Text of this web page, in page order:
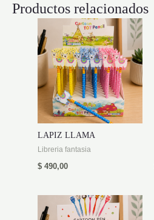
Productos relacionados
LAPIZ LLAMA
Libreria fantasia
$ 490,00